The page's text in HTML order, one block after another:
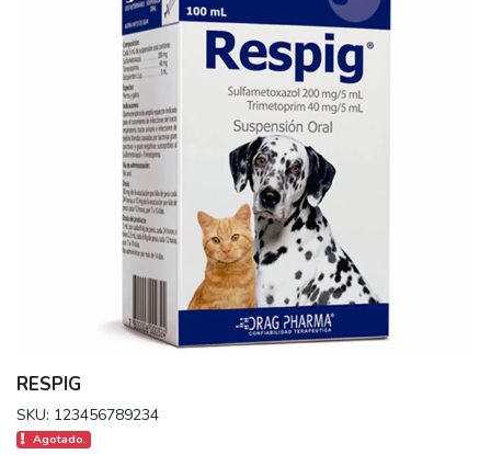
RESPIG
SKU: 123456789234
Agotado.